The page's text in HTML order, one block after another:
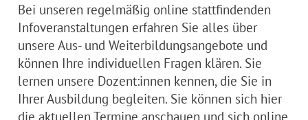
Bei unseren regelmäßig online stattfindenden
Infoveranstaltungen erfahren Sie alles über
unsere Aus- und Weiterbildungsangebote und
können Ihre individuellen Fragen klären. Sie
lernen unsere Dozent:innen kennen, die Sie in
Ihrer Ausbildung begleiten. Sie können sich hier
die aktuellen Termine anschauen und sich online